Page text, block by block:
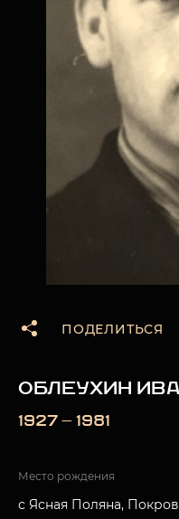
ПОДЕЛИТЬСЯ
ОБЛЕУХИН
1927 — 1981
Место рождения
с Ясная Поляна,